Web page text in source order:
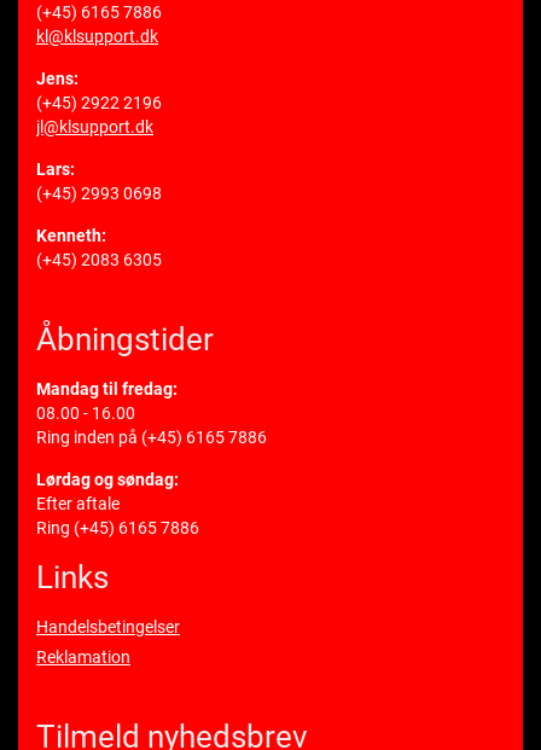
(+45) 6165 7886
kl@klsupport.dk
Jens:
(+45) 2922 2196
jl@klsupport.dk
Lars:
(+45) 2993 0698
Kenneth:
(+45) 2083 6305
Åbningstider
Mandag til fredag:
08.00 - 16.00
Ring inden på (+45) 6165 7886
Lørdag og søndag:
Efter aftale
Ring (+45) 6165 7886
Links
Handelsbetingelser
Reklamation
Tilmeld nyhedsbrev